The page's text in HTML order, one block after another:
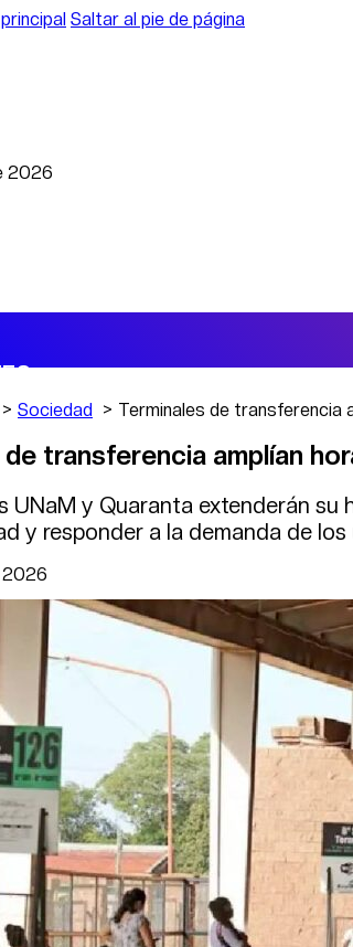
Saltar al pie de página
2026
CLIMÁTICO
TV
Sociedad Terminales de transferencia
de transferencia amplían
UNaM y Quaranta extenderán
y responder a la demanda de los
2026